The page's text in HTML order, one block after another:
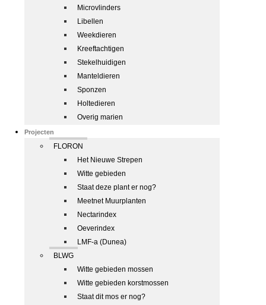
Microvlinders
Libellen
Weekdieren
Kreeftachtigen
Stekelhuidigen
Manteldieren
Sponzen
Holtedieren
Overig marien
Projecten
FLORON
Het Nieuwe Strepen
Witte gebieden
Staat deze plant er nog?
Meetnet Muurplanten
Nectarindex
Oeverindex
LMF-a (Dunea)
BLWG
Witte gebieden mossen
Witte gebieden korstmossen
Staat dit mos er nog?